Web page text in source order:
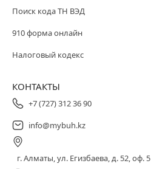
Поиск кода ТН ВЭД
910 форма онлайн
Налоговый кодекс
КОНТАКТЫ
+7 (727) 312 36 90
info@mybuh.kz
г. Алматы, ул. Егизбаева, д. 52, оф. 5